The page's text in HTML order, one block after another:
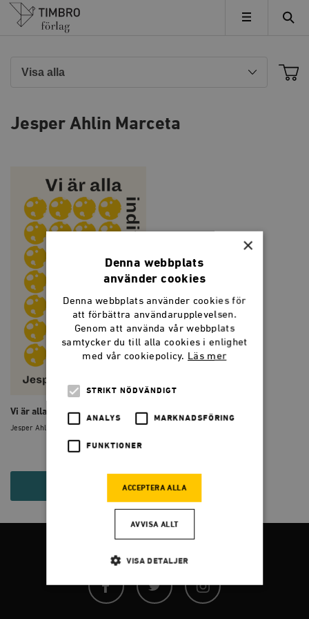
Timbro
MENY
Jesper Ahlin Marceta
Vi är alla individualister
Jesper Ahlin Marceta
×
Denna webbplats
använder cookies
Denna webbplats använder cookies för
att förbättra användarupplevelsen.
Genom att använda vår webbplats
samtycker du till alla cookies i enlighet
med vår cookiepolicy. Läs mer
STRIKT NÖDVÄNDIGT
ANALYS MARKNADSFÖRING
FUNKTIONER
ACCEPTERA ALLA
AVVISA ALLT
VISA DETALJER